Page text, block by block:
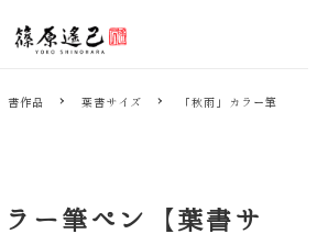
書作品 葉書サイズ
「秋雨」カラー筆
ラー筆ペン【葉書サ